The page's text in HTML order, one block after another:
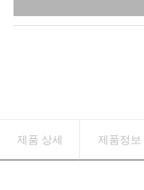
제품 상세 제품정보